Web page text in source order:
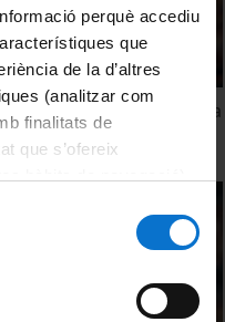
perquè accediu
que
de la d’altres
(analitzar com
finalitats de
que s’ofereix
lloc web de la
Caretta en la costa